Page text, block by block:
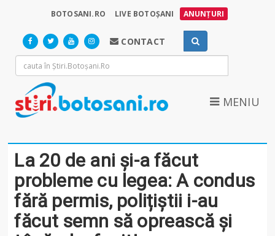
BOTOSANI.RO LIVE BOTOȘANI ANUNȚURI
CONTACT
MENIU
La 20 de ani și-a făcut
probleme cu legea: A condus
fără permis, polițiștii i-au
făcut semn să oprească și